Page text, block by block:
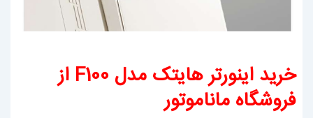
خرید اینورتر هایتک مدل F100 از
فروشگاه ماناموتور